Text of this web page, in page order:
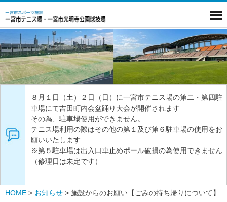
８月１日（土）２日（日）に一宮市テニス場の第二・第四駐
車場にて吉田町内会盆踊り大会が開催されます
その為、駐車場使用ができません。
テニス場利用の際はその他の第１及び第６駐車場の使用をお
願いいたします
※第５駐車場は出入口車止めポール破損の為使用できません
（修理日は未定です）
HOME > お知らせ > 施設からのお願い【ごみの持ち帰りについて】